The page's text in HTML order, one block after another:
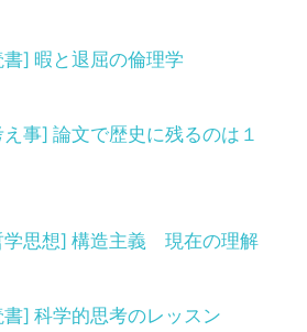
] 暇と退屈の倫理学
事] 論文で歴史に残るのは１
思想] 構造主義 現在の理解
] 科学的思考のレッスン